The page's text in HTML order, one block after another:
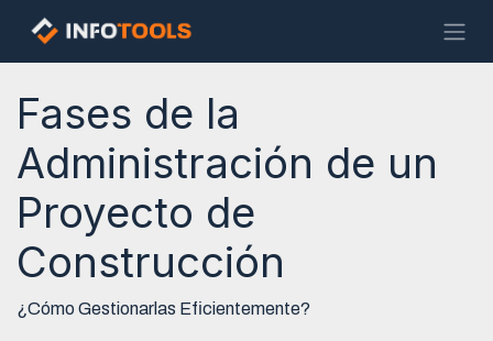
Ir al contenido
Fases de la
Administración de un
Proyecto de
Construcción
¿Cómo Gestionarlas Eficientemente?